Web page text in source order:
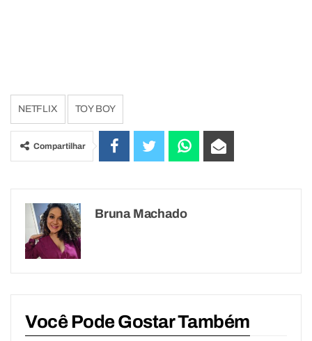
NETFLIX TOY BOY
Compartilhar
Bruna Machado
Você Pode Gostar Também